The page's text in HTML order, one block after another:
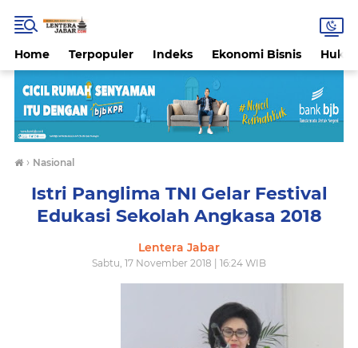
Home Terpopuler Indeks Ekonomi Bisnis
› Nasional
Istri Panglima TNI Gelar Festival
Edukasi Sekolah Angkasa 2018
Lentera Jabar
Sabtu, 17 November 2018 | 16:24 WIB